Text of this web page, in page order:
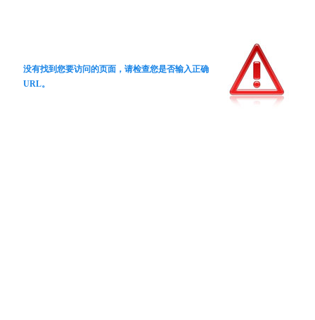
没有找到您要访问的页面，请检查您是否输入正确
URL。